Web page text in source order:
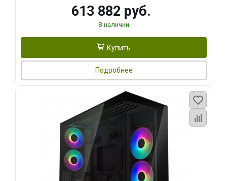
613 882 руб.
В наличии
Купить
Подробнее